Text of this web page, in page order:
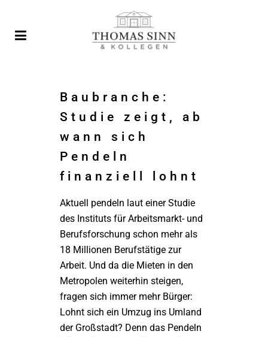
Baubranche:
Studie zeigt, ab
wann sich
Pendeln
finanziell lohnt
Aktuell pendeln laut einer Studie
des Instituts für Arbeitsmarkt- und
Berufsforschung schon mehr als
18 Millionen Berufstätige zur
Arbeit. Und da die Mieten in den
Metropolen weiterhin steigen,
fragen sich immer mehr Bürger:
Lohnt sich ein Umzug ins Umland
der Großstadt? Denn das Pendeln